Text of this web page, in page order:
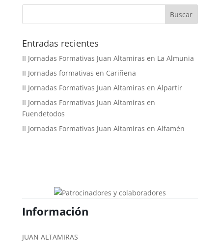
Buscar
Entradas recientes
II Jornadas Formativas Juan Altamiras en La Almunia
II Jornadas formativas en Cariñena
II Jornadas Formativas Juan Altamiras en Alpartir
II Jornadas Formativas Juan Altamiras en
Fuendetodos
II Jornadas Formativas Juan Altamiras en Alfamén
Información
JUAN ALTAMIRAS